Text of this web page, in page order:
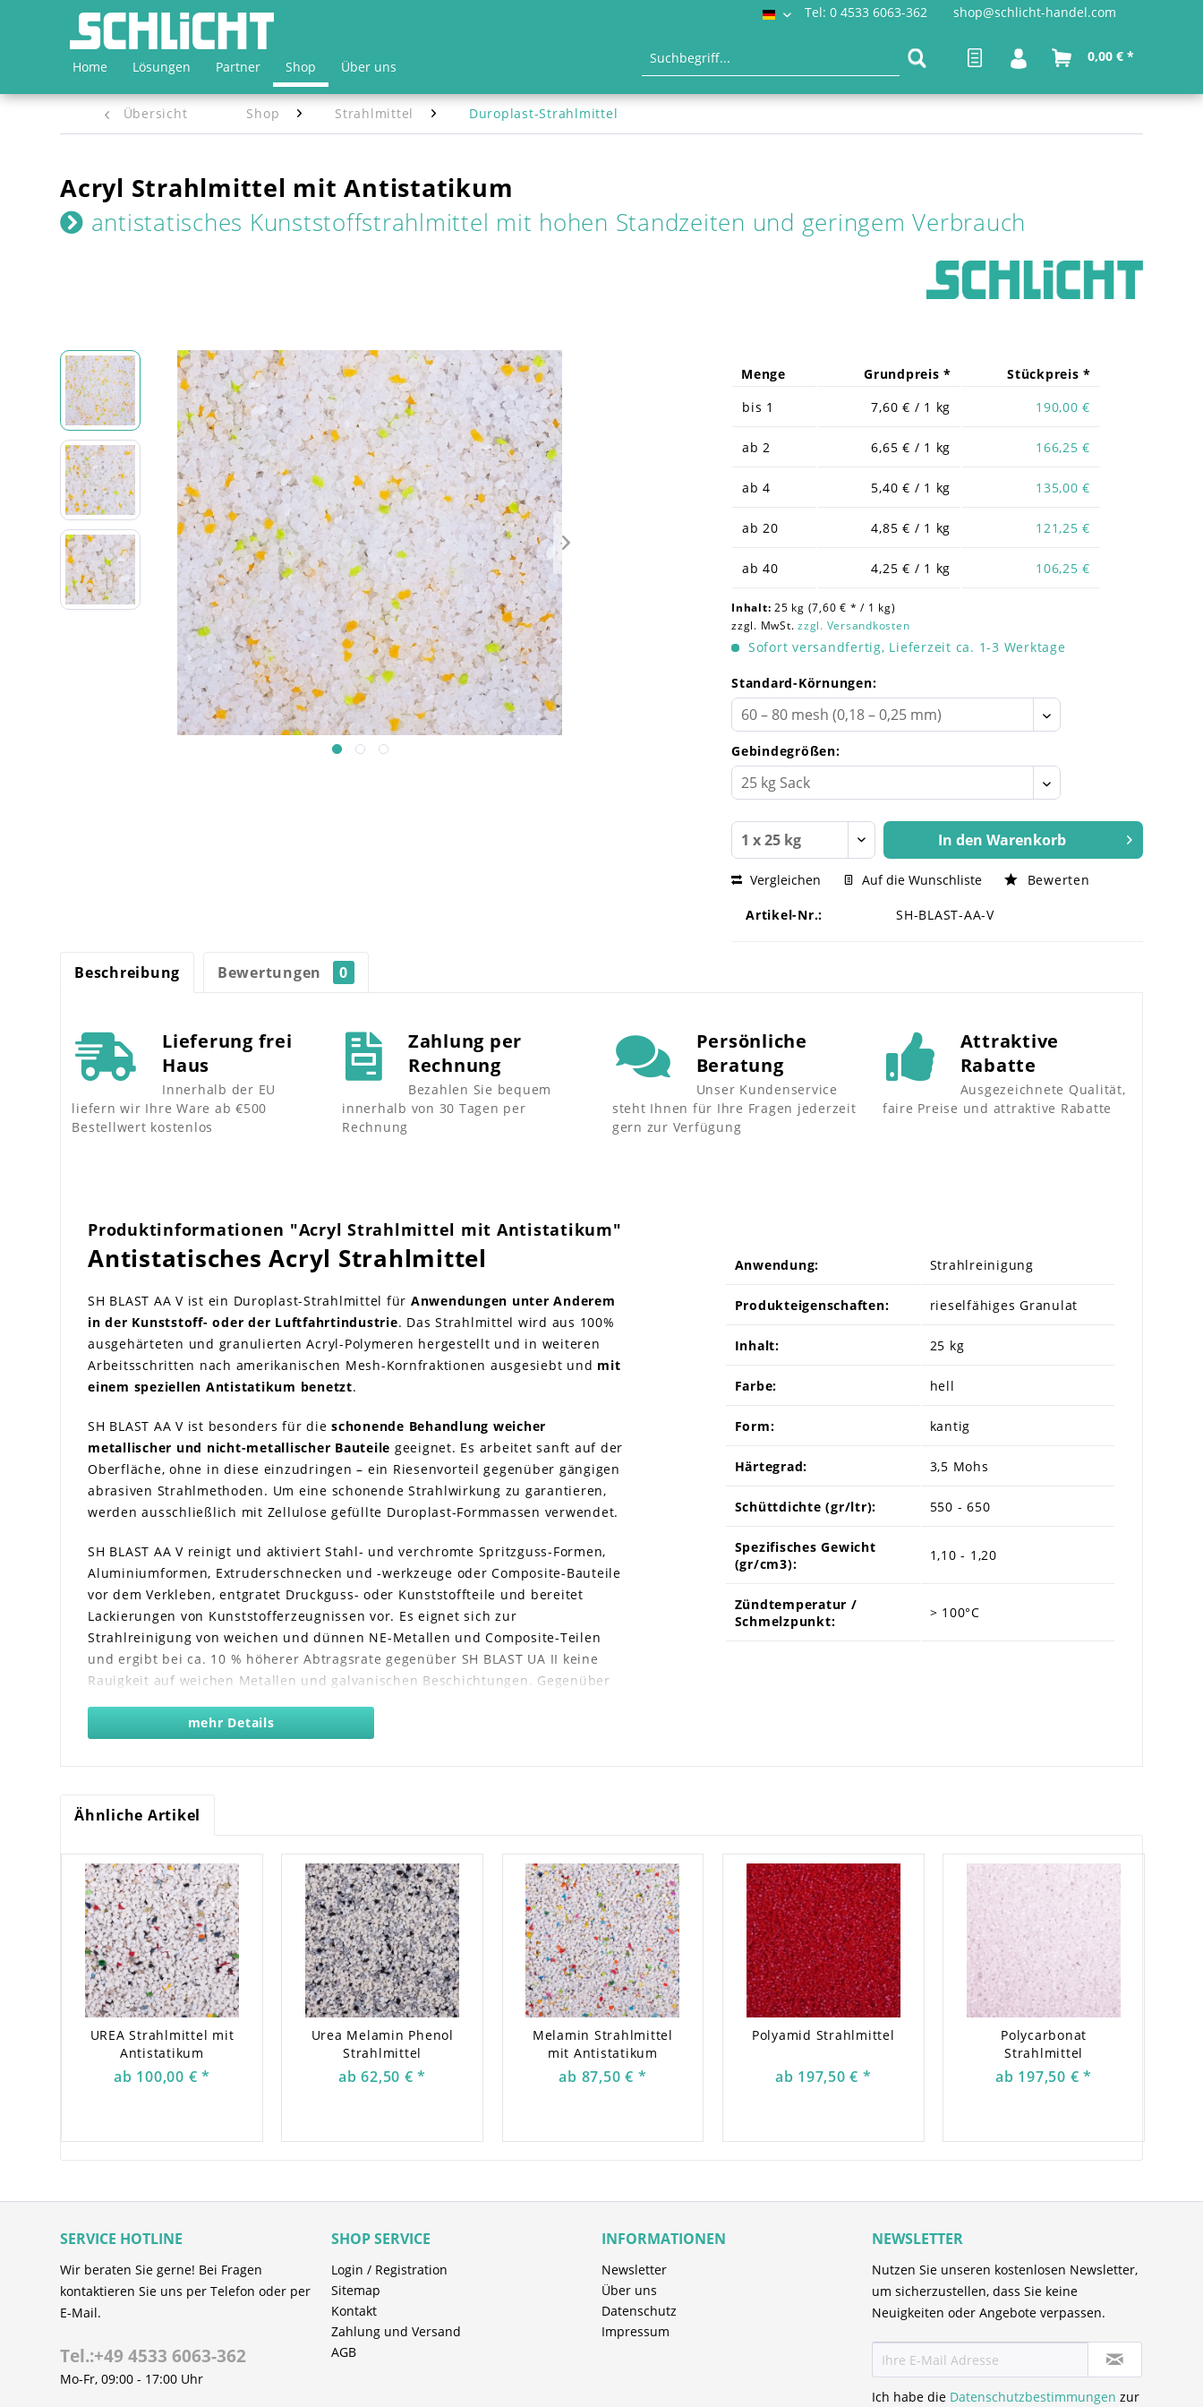
DE Tel: 0 4533 6063-362 shop@schlicht-handel.com
0,00 € *
Home Lösungen Partner Shop Über uns
Übersicht Shop Strahlmittel Duroplast-Strahlmittel
Acryl Strahlmittel mit Antistatikum
antistatisches Kunststoffstrahlmittel mit hohen Standzeiten und geringem Verbrauch
Menge Grundpreis *
Stückpreis *
bis 1 7,60 € / 1 kg 190,00 €
ab2 6,65 € / 1 kg 166,25 €
ab4 5,40 € / 1 kg 135,00 €
ab20 4,85 € / 1 kg 121,25 €
ab40 4,25 € / 1 kg 106,25 €
Inhalt:25 kg (7,60 € * / 1 kg)
zzgl. MwSt.zzgl. Versandkosten
Sofort versandfertig, Lieferzeit ca. 1-3 Werktage
Standard-Körnungen:
Gebindegrößen:
In den Warenkorb
Vergleichen Auf die Wunschliste Bewerten
Artikel-Nr.: SH-BLAST-AA-V
Beschreibung Bewertungen 0
Lieferung frei
Haus
Innerhalb der EU
liefern wir Ihre Ware ab €500
Bestellwert kostenlos
Zahlung per
Rechnung
Bezahlen Sie bequem
innerhalb von 30 Tagen per
Rechnung
Persönliche
Beratung
Unser Kundenservice
steht Ihnen für Ihre Fragen jederzeit
gern zur Verfügung
Attraktive
Rabatte
Ausgezeichnete Qualität,
faire Preise und attraktive Rabatte
Produktinformationen "Acryl Strahlmittel mit Antistatikum"
Antistatisches Acryl Strahlmittel
SH BLAST AA V ist ein Duroplast-Strahlmittel für Anwendungen unter Anderem
in der Kunststoff- oder der Luftfahrtindustrie. Das Strahlmittel wird aus 100%
ausgehärteten und granulierten Acryl-Polymeren hergestellt und in weiteren
Arbeitsschritten nach amerikanischen Mesh-Kornfraktionen ausgesiebt und mit
einem speziellen Antistatikum benetzt.
SH BLAST AA V ist besonders für dieschonende Behandlung weicher
metallischer und nicht-metallischer Bauteile geeignet. Es arbeitet sanft auf der
Oberfläche, ohne in diese einzudringen – ein Riesenvorteil gegenüber gängigen
abrasiven Strahlmethoden. Um eine schonende Strahlwirkung zu garantieren,
werden ausschließlich mit Zellulose gefüllte Duroplast-Formmassen verwendet.
SH BLAST AA V reinigt und aktiviert Stahl- und verchromte Spritzguss-Formen,
Aluminiumformen, Extruderschnecken und -werkzeuge oder Composite-Bauteile
vor dem Verkleben, entgratet Druckguss- oder Kunststoffteile und bereitet
Lackierungen von Kunststofferzeugnissen vor. Es eignet sich zur
Strahlreinigung von weichen und dünnen NE-Metallen und Composite-Teilen
und ergibt bei ca. 10 % höherer Abtragsrate gegenüber SH BLAST UA II keine
Rauigkeit auf weichen Metallen und galvanischen Beschichtungen. Gegenüber
SH BLAST AA V wurde durch die U.S. Air Force nach MIL-P-85891 zum Reinigen
40 – 60 mesh (0,25 – 0,40 mm)
30 – 40 mesh (0,40 – 0,60 mm)
20 – 40 mesh (0,40 – 0,80 mm)
20 – 30 mesh (0,60 – 0,80 mm)
16 – 20 mesh (0,80 – 1,20 mm).
Das Strahlmittel wird weltweit erfolgreich für zahlreiche Anwendungen in
unterschiedlichen Branchen eingesetzt und eignet sich zum Reinigen und
Aktivieren, zum Entlacken, zum Entgraten und zur Lackiervorbereitung. Immer
schonend und effektiv für glänzende Ergebnisse.
Das SH BLAST AA V Kunststoff-Strahlmittel ist umweltfreundlich, zuverlässig
(Anpassung des Strahlmittels an das zu strahlende Objekt)
geringer Zeitaufwand (durch scharfkantige Körner werden Oberflächen
auf Druckstrahlsystemen schnell bearbeitet)
hohe Standzeit (bis zu 30 Strahlumläufe)
chemisch inert, deshalb keine Gesundheits- und Umweltrisiken
minimale Staubanhaftung durch Kunststoff-Strahlmittel mit
Anwendung: Strahlreinigung
Produkteigenschaften: rieselfähiges Granulat
Inhalt: 25 kg
Farbe: hell
Form: kantig
Härtegrad: 3,5 Mohs
Schüttdichte (gr/ltr): 550 - 650
Spezifisches Gewicht
(gr/cm3):
1,10 - 1,20
Zündtemperatur /
Schmelzpunkt:
> 100°C
mehr Details
Ähnliche Artikel
UREA Strahlmittel mit
Antistatikum
ab 100,00 € *
Urea Melamin Phenol
Strahlmittel
ab 62,50 € *
Melamin Strahlmittel
mit Antistatikum
ab 87,50 € *
Polyamid Strahlmittel
ab 197,50 € *
Polycarbonat
Strahlmittel
ab 197,50 € *
SERVICE HOTLINE
Wir beraten Sie gerne! Bei Fragen
kontaktieren Sie uns per Telefon oder per
E-Mail.
Tel.:+49 4533 6063-362
Mo-Fr, 09:00 - 17:00 Uhr
SHOP SERVICE
Login / Registration
Sitemap
Kontakt
Zahlung und Versand
AGB
INFORMATIONEN
Newsletter
Über uns
Datenschutz
Impressum
NEWSLETTER
Nutzen Sie unseren kostenlosen Newsletter,
um sicherzustellen, dass Sie keine
Neuigkeiten oder Angebote verpassen.
Ich habe die Datenschutzbestimmungen zur